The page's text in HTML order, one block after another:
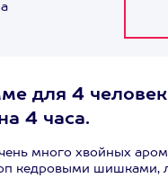
для 4
4 часа.
много хвойных
кедровыми шишками,